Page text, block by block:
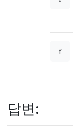
답변: